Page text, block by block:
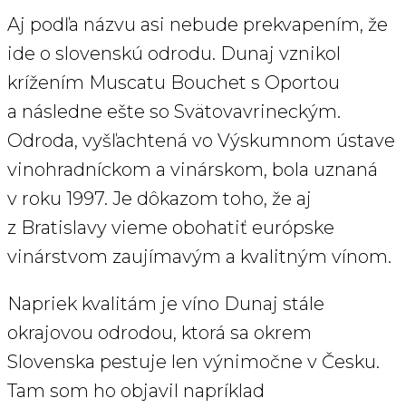
Aj podľa názvu asi nebude prekvapením, že
ide o slovenskú odrodu. Dunaj vznikol
krížením Muscatu Bouchet s Oportou
a následne ešte so Svätovavrineckým.
Odroda, vyšľachtená vo Výskumnom ústave
vinohradníckom a vinárskom, bola uznaná
v roku 1997. Je dôkazom toho, že aj
z Bratislavy vieme obohatiť európske
vinárstvom zaujímavým a kvalitným vínom.
Napriek kvalitám je víno Dunaj stále
okrajovou odrodou, ktorá sa okrem
Slovenska pestuje len výnimočne v Česku.
Tam som ho objavil napríklad